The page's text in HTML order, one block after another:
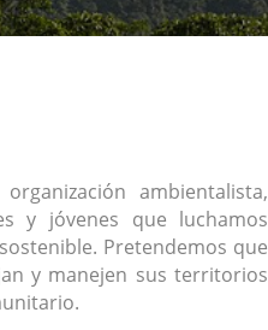
ambientalista,
y jóvenes que luchamos
Pretendemos que
y manejen sus territorios